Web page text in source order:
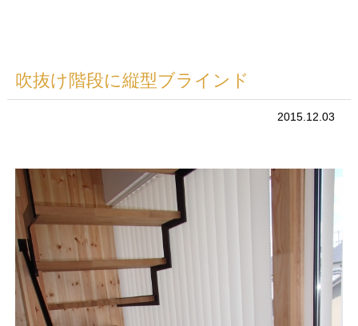
吹抜け階段に縦型ブラインド
2015.12.03